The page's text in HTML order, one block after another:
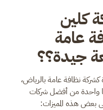
كلين
عامة
جيدة؟؟
نظافة عامة بالرياض،
واحدة من أفضل شركات
بعض هذه المميزات: